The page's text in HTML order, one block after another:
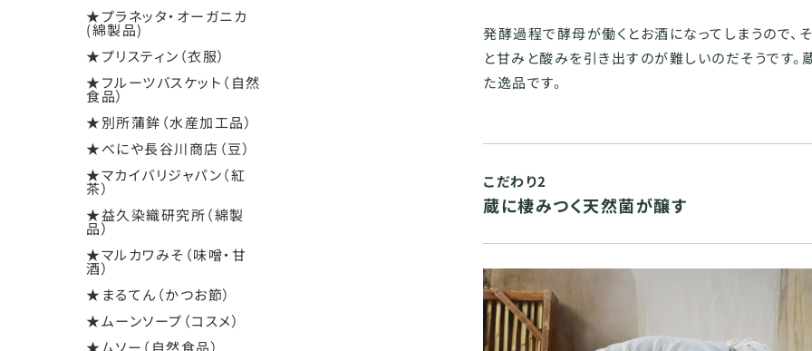
★プラネッタ・オーガニカ
(綿製品)
★プリスティン（衣服）
★フルーツバスケット（自然
食品）
★別所蒲鉾（水産加工品）
★べにや長谷川商店（豆）
★マカイバリジャパン（紅
茶）
★益久染織研究所（綿製
品）
★マルカワみそ（味噌・甘
酒）
★まるてん（かつお節）
★ムーンソープ（コスメ）
★ムソー（自然食品）
発酵過程で酵母が働くとお酒になってしまうので、
と甘みと酸みを引き出すのが難しいのだそうです
た逸品です。
こだわり2
蔵に棲みつく天然菌が醸す